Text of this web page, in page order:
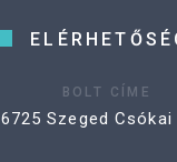
BOLT CÍME
6725 Szeged Csókai